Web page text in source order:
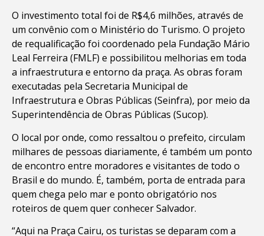
O investimento total foi de R$4,6 milhões, através de
um convênio com o Ministério do Turismo. O projeto
de requalificação foi coordenado pela Fundação Mário
Leal Ferreira (FMLF) e possibilitou melhorias em toda
a infraestrutura e entorno da praça. As obras foram
executadas pela Secretaria Municipal de
Infraestrutura e Obras Públicas (Seinfra), por meio da
Superintendência de Obras Públicas (Sucop).
O local por onde, como ressaltou o prefeito, circulam
milhares de pessoas diariamente, é também um ponto
de encontro entre moradores e visitantes de todo o
Brasil e do mundo. É, também, porta de entrada para
quem chega pelo mar e ponto obrigatório nos
roteiros de quem quer conhecer Salvador.
“Aqui na Praça Cairu, os turistas se deparam com a